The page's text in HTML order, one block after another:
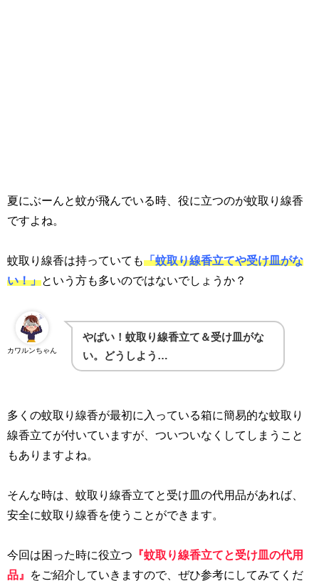
夏にぶーんと蚊が飛んでいる時、役に立つのが蚊取り線香
ですよね。
蚊取り線香は持っていても「蚊取り線香立てや受け皿がな
い！」という方も多いのではないでしょうか？
カワルンちゃん
やばい！蚊取り線香立て＆受け皿がな
い。
どうしよう…
多くの蚊取り線香が最初に入っている箱に簡易的な蚊取り
線香立てが付いていますが、ついついなくしてしまうこと
もありますよね。
そんな時は、蚊取り線香立てと受け皿の代用品があれば、
安全に蚊取り線香を使うことができます。
今回は困った時に役立つ 『蚊取り線香立てと受け皿の代用
品』
をご紹介していきますので、ぜひ参考にしてみてくだ